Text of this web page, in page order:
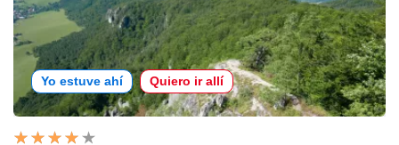
Yo estuve ahí Quiero ir allí